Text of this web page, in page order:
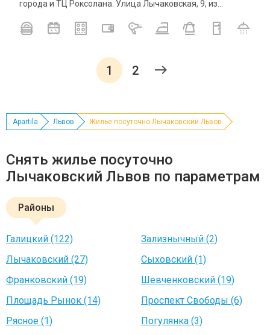
города и ТЦ Роксолана. Улица Лычаковская, 9, из...
1 2
Apartila Львов Жилье посуточно Лычаковский Львов
Снять жилье посуточно
Лычаковский Львов по параметрам
Районы
Галицкий (122)
Зализнычный (2)
Лычаковский (27)
Сыховский (1)
Франковский (19)
Шевченковский (19)
Площадь Рынок (14)
Проспект Свободы (6)
Рясное (1)
Погулянка (3)